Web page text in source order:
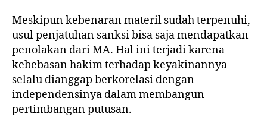
Meskipun kebenaran materil sudah terpenuhi,
usul penjatuhan sanksi bisa saja mendapatkan
penolakan dari MA. Hal ini terjadi karena
kebebasan hakim terhadap keyakinannya
selalu dianggap berkorelasi dengan
independensinya dalam membangun
pertimbangan putusan.